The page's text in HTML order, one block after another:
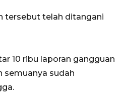
tersebut telah ditangani
10 ribu laporan gangguan
semuanya sudah